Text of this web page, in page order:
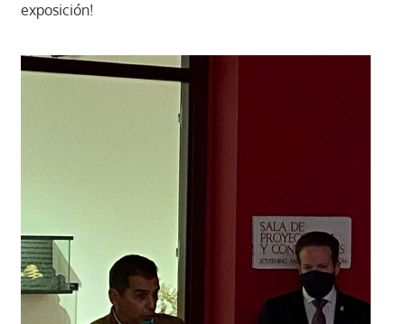
exposición!